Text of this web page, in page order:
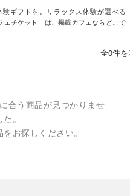
ギフトを。リラックス体験が選べる
ェチケット」は、掲載カフェならどこで
全0件
合う商品が見つかりませ
。
お探しください。